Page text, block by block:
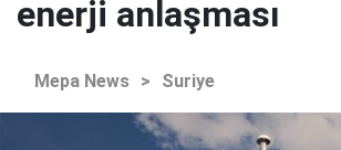
enerji anlaşması
Mepa News > Suriye